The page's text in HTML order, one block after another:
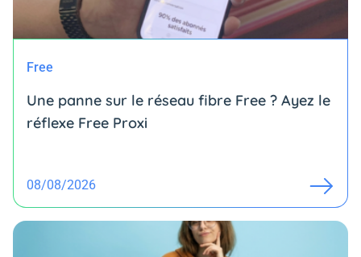
Free
Une panne sur le réseau fibre Free ? Ayez le
réflexe Free Proxi
08/08/2026